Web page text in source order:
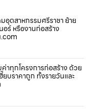
ตสาหกรรมศรีราชา ย้าย
ร์ หรืองานก่อสร้าง
.com
าทุกโครงการก่อสร้าง ด้วย
ยบราคาถูก ทั้งรายวันและ